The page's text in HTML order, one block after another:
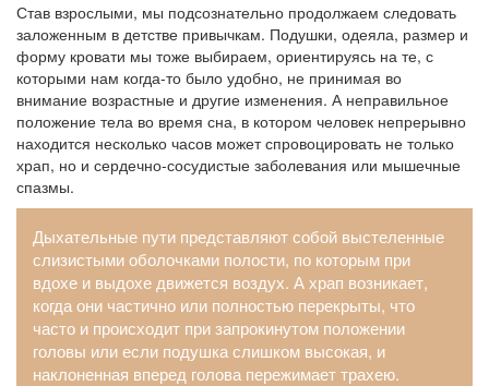
Став взрослыми, мы подсознательно продолжаем следовать
заложенным в детстве привычкам. Подушки, одеяла, размер и
форму кровати мы тоже выбираем, ориентируясь на те, с
которыми нам когда-то было удобно, не принимая во
внимание возрастные и другие изменения. А неправильное
положение тела во время сна, в котором человек непрерывно
находится несколько часов может спровоцировать не только
храп, но и сердечно-сосудистые заболевания или мышечные
спазмы.
Дыхательные пути представляют собой выстеленные
слизистыми оболочками полости, по которым при
вдохе и выдохе движется воздух. А храп возникает,
когда они частично или полностью перекрыты, что
часто и происходит при запрокинутом положении
головы или если подушка слишком высокая, и
наклоненная вперед голова пережимает трахею.